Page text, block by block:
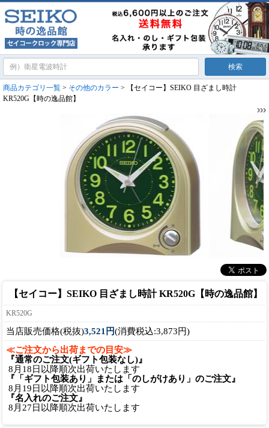
商品カテゴリ一覧 > その他のカラー > 【セイコー】SEIKO 目ざまし時計
KR520G【時の逸品館】
【セイコー】SEIKO 目ざまし時計 KR520G【時の逸品館】
KR520G
当店販売価格(税抜)3,521円(消費税込:3,873円)
≪ご注文から出荷までの目安≫
『通常のご注文(ギフト包装なし)』
8月18日以降順次出荷いたします
『「ギフト包装あり」または「のしがけあり」のご注文』
8月19日以降順次出荷いたします
『名入れのご注文』
8月27日以降順次出荷いたします